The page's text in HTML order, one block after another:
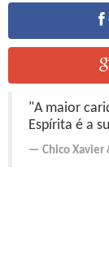
"A maior
Espírita é a
Chico Xavier